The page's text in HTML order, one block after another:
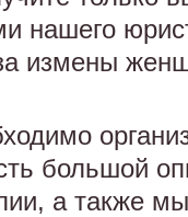
нашего
измены
большой
а также